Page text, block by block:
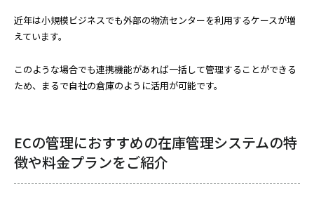
近年は小規模ビジネスでも外部の物流センターを利用するケースが増
えています。
このような場合でも連携機能があれば一括して管理することができる
ため、まるで自社の倉庫のように活用が可能です。
ECの管理におすすめの在庫管理システムの特
徴や料金プランをご紹介